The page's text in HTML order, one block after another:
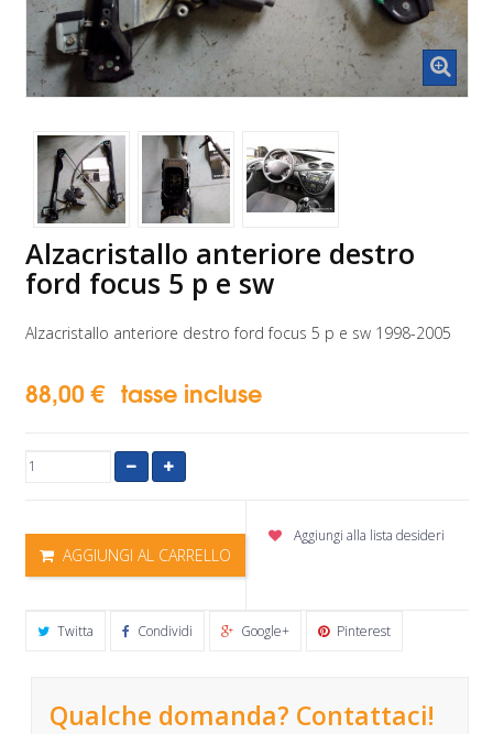
Alzacristallo anteriore destro
ford focus 5 p e sw
Alzacristallo anteriore destro ford focus 5 p e sw 1998-2005
88,00 € tasse incluse
AGGIUNGI AL CARRELLO
Aggiungi alla lista desideri
Twitta Condividi Google+ Pinterest
Qualche domanda? Contattaci!